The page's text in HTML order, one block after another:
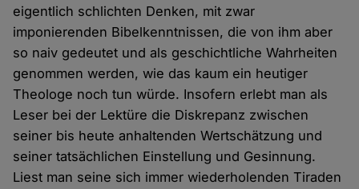
eigentlich schlichten Denken, mit zwar
imponierenden Bibelkenntnissen, die von ihm aber
so naiv gedeutet und als geschichtliche Wahrheiten
genommen werden, wie das kaum ein heutiger
Theologe noch tun würde. Insofern erlebt man als
Leser bei der Lektüre die Diskrepanz zwischen
seiner bis heute anhaltenden Wertschätzung und
seiner tatsächlichen Einstellung und Gesinnung.
Liest man seine sich immer wiederholenden Tiraden